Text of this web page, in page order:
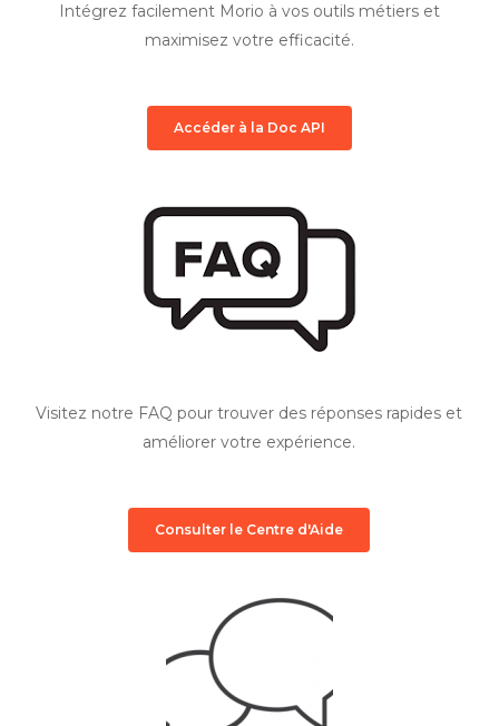
Intégrez facilement Morio à vos outils métiers et
maximisez votre efficacité.
Accéder à la Doc API
Visitez notre FAQ pour trouver des réponses rapides et
améliorer votre expérience.
Consulter le Centre d'Aide